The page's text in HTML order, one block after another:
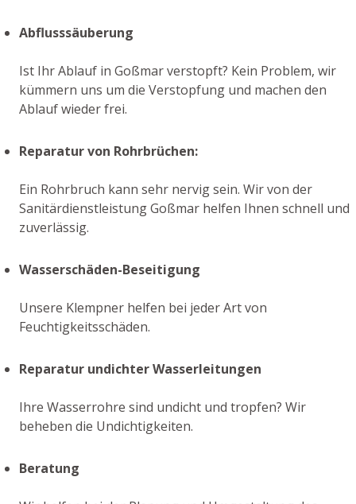
Abflusssäuberung
Ist Ihr Ablauf in Goßmar verstopft? Kein Problem, wir
kümmern uns um die Verstopfung und machen den
Ablauf wieder frei.
Reparatur von Rohrbrüchen:
Ein Rohrbruch kann sehr nervig sein. Wir von der
Sanitärdienstleistung Goßmar helfen Ihnen schnell und
zuverlässig.
Wasserschäden-Beseitigung
Unsere Klempner helfen bei jeder Art von
Feuchtigkeitsschäden.
Reparatur undichter Wasserleitungen
Ihre Wasserrohre sind undicht und tropfen? Wir
beheben die Undichtigkeiten.
Beratung